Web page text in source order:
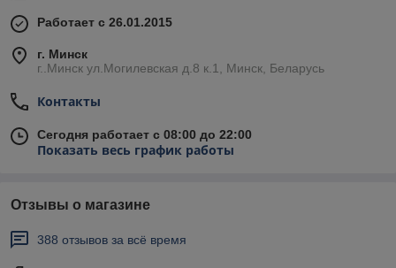
Работает с 26.01.2015
г. Минск
г..Минск ул.Могилевская д.8 к.1, Минск, Беларусь
Контакты
Сегодня работает с 08:00 до 22:00
Показать весь график работы
Отзывы о магазине
388 отзывов за всё время